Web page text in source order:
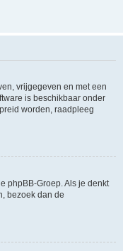
vrijgegeven en met een
is beschikbaar onder
worden, raadpleeg
phpBB-Groep. Als je denkt
bezoek dan de